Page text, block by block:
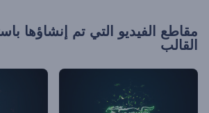
مقاطع الفيديو التي تم إنشاؤها
القالب